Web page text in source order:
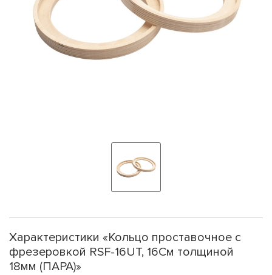
Характеристики «Кольцо проставочное с
фрезеровкой RSF-16UT, 16См толщиной
18мм (ПАРА)»